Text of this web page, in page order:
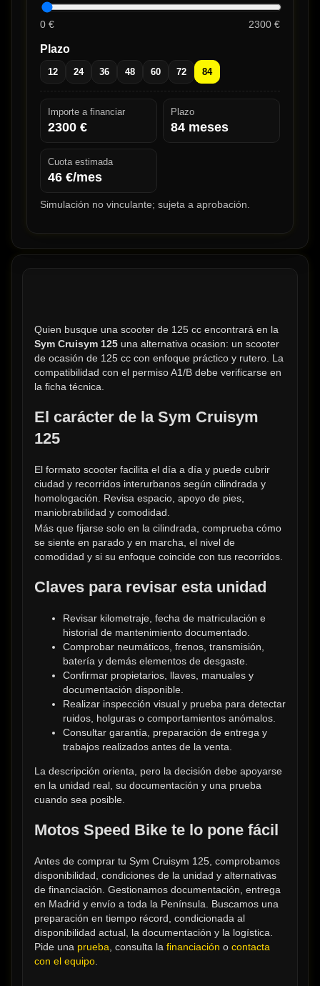
0 € 2300 €
Plazo
12 24 36 48 60 72 84
Importe a financiar
2300 €
Plazo
84 meses
Cuota estimada
46 €/mes
Simulación no vinculante; sujeta a aprobación.
Sym Cruisym 125 una alternativa ocasion: un scooter
de ocasión de 125 cc con enfoque práctico y rutero. La
compatibilidad con el permiso A1/B debe verificarse en
la ficha técnica.
El carácter de la Sym Cruisym
125
El formato scooter facilita el día a día y puede cubrir
ciudad y recorridos interurbanos según cilindrada y
homologación. Revisa espacio, apoyo de pies,
maniobrabilidad y comodidad.
Más que fijarse solo en la cilindrada, comprueba cómo
se siente en parado y en marcha, el nivel de
comodidad y si su enfoque coincide con tus recorridos.
Claves para revisar esta unidad
Revisar kilometraje, fecha de matriculación e
historial de mantenimiento documentado.
Comprobar neumáticos, frenos, transmisión,
batería y demás elementos de desgaste.
Confirmar propietarios, llaves, manuales y
documentación disponible.
Realizar inspección visual y prueba para detectar
ruidos, holguras o comportamientos anómalos.
Consultar garantía, preparación de entrega y
trabajos realizados antes de la venta.
La descripción orienta, pero la decisión debe apoyarse
en la unidad real, su documentación y una prueba
cuando sea posible.
Motos Speed Bike te lo pone fácil
Antes de comprar tu Sym Cruisym 125, comprobamos
disponibilidad, condiciones de la unidad y alternativas
de financiación. Gestionamos documentación, entrega
en Madrid y envío a toda la Península. Buscamos una
preparación en tiempo récord, condicionada al
disponibilidad actual, la documentación y la logística.
Pide una prueba, consulta la financiación o contacta
con el equipo.